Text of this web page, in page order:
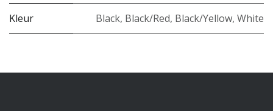
Kleur Black, Black/Red, Black/Yellow, White